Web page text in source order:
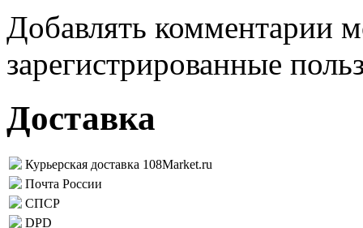
Добавлять комментарии
зарегистрированные
Доставка
Курьерская доставка 108Market.ru
Почта России
СПСР
DPD